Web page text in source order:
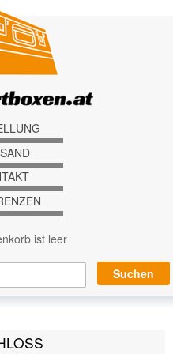
ist leer